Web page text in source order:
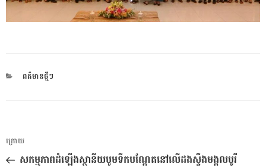
CATEGORIES
ពត៌មានថ្មីៗ
ការ​
នាំទិស​
អត្ថបទ
មុន
ក្រោយ
សកម្មភាពដំឡើងស្ថានីយបូមទឹកបណ្តែតនៅលើដងស្ទឹងមង្គលបូរី